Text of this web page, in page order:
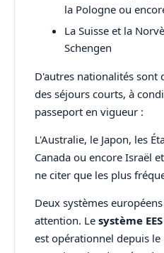
la Pologne ou
La Suisse et la
Schengen
D'autres nationalités sont
des séjours courts, à
passeport en vigueur :
L'Australie, le Japon, les
Canada ou encore Israël
ne citer que les plus
Deux systèmes
attention. Le système
est opérationnel depuis